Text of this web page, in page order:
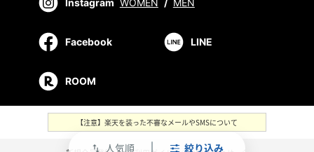
swap_vert 人気順 絞り込み
Instagram WOMEN / MEN
Facebook LINE
ROOM
【注意】楽天を装った不審なメールやSMSについて